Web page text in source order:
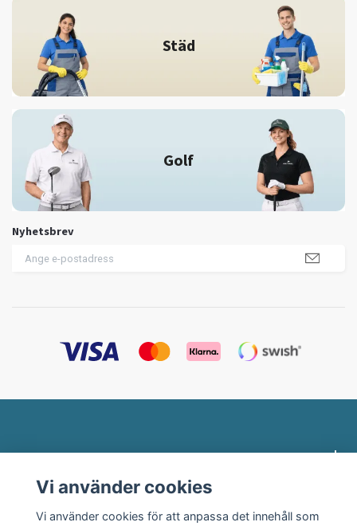
Städ
Golf
Nyhetsbrev
Vi använder cookies
Vi använder cookies för att anpassa det innehåll som